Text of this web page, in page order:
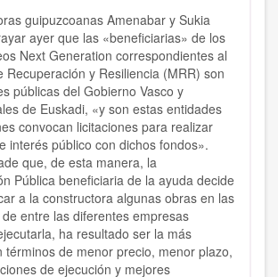
guipuzcoanas Amenabar y Sukia
ayer que las «beneficiarias» de los
Next Generation correspondientes al
Recuperación y Resiliencia (MRR) son
públicas del Gobierno Vasco y
de Euskadi, «y son estas entidades
convocan licitaciones para realizar
interés público con dichos fondos».
que, de esta manera, la
Pública beneficiaria de la ayuda decide
a la constructora algunas obras en las
entre las diferentes empresas
ha resultado ser la más
términos de menor precio, menor plazo,
de ejecución y mejores